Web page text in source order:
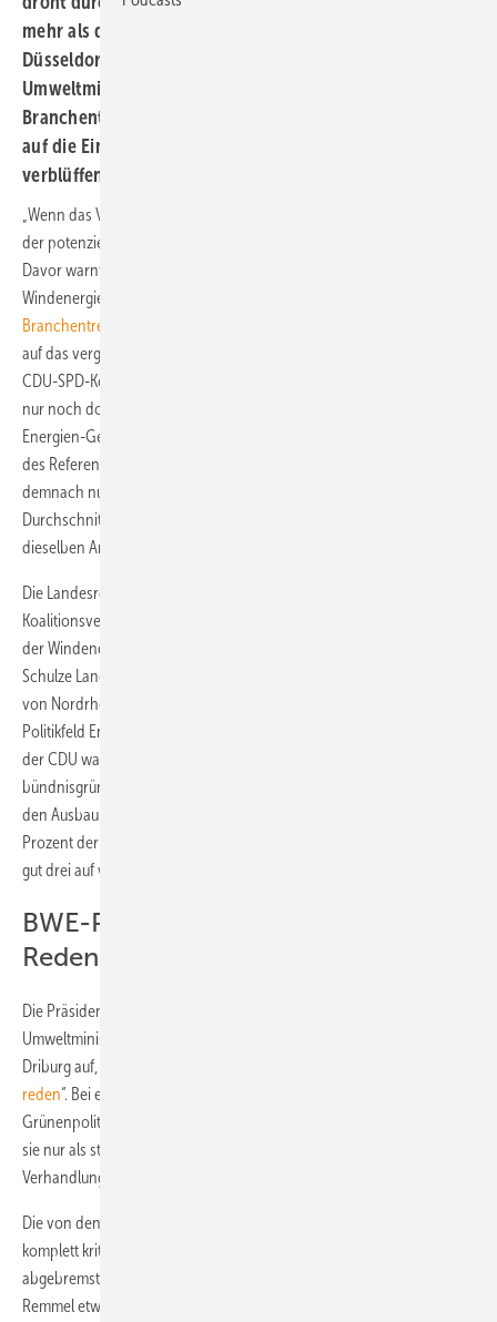
mehr als die Hälfte verlangsamt zu werden. Der für die
Düsseldorfer Energiepolitik mit zuständige Landes-
Umweltminister begründete nun auf dem
Branchentreffen Windenergietage NRW seine Hoffnung
auf die Einhaltung seiner Windkraftpläne mit einer
verblüffenden politischen Gleichung.
„Wenn das Vorhaben so umgesetzt wird, könnten mehr als 50 Prozent
der potenziellen Windstandorte in NRW nicht mehr bebaut werden!“
Davor warnte der Vorsitzende der Landessparte des Bundesverbands
Windenergie (BWE), Klaus Schulze Langenhorst, bei dem
Branchentreffen in Bad Driburg
auf das vergangene Woche vereinbarte Vorhaben einer möglichen
CDU-SPD-Koalition im Bund an, dass Windkraft bundesweit künftig
nur noch dort eine gesicherte Vergütung nach dem Erneuerbare-
Energien-Gesetz erhalten soll, wo Turbinen mindestens 75 Prozent
des Referenzertrages erreichen. Das heißt, gefördert würden
demnach nur noch Anlagen an Standorten, wo die Stromernte im
Durchschnitt mindestens drei Viertel so gut ausfällt, wie es für
dieselben Anlagen in den besten deutschen Windlagen möglich wäre.
Die Landesregierung müsse nun dafür sorgen, dass der „im
Koalitionsvertrag abgesteckte Rahmen für eine EEG-Reform im Sinne
der Windenergie und der Energiewende ausgestaltet wird!“, betonte
Schulze Langenhorst. Pikant freilich ist, dass die Ministerpräsidentin
von Nordrhein-Westfalen zugleich die Chefunterhändlerin für das
Politikfeld Energie für die SPD bei den Koalitionsverhandlungen mit
der CDU war. Gleichwohl hatte die Sozialdemokratin 2011 mit ihrem
bündnisgrünen Koalitionspartner in Düsseldorf vereinbart, dass NRW
den Ausbau der Windkraft bis im Jahr 2020 von anfangs fünf auf 15
Prozent der Stromversorgung erhöhen wird. Oder von heute noch
gut drei auf wohl rund sieben Gigawatt (GW) Leistung.
BWE-Präsidentin Pilarsky-Grosch:
Reden Sie mit Frau Kraft nochmal!
Die Präsidentin des BWE, Sylvia Pilarsky-Grosch, forderte Krafts
Umweltminister, den Grünenpolitiker Johannes Remmel, daher in Bad
Driburg auf, „da müssen Sie mit Ihrer Ministerpräsidentin
reden“. Bei einer Befragung durch Journalisten erklärte der
Grünenpolitiker daraufhin, „Frau Kraft (habe) deutlich gemacht, dass
sie nur als stellvertretende Vorsitzende der SPD am
Verhandlungstisch“ gesessen habe.
Die von den Rednern der BWE-Konferenz in Bad Driburg fast unisono
komplett kritisierten Koalitionsvereinbarungen für einen nur noch
abgebremsten Windenergieausbau in Deutschland, sind damit laut
Remmel etwas, gegen das die Landespolitik dennoch beherzt